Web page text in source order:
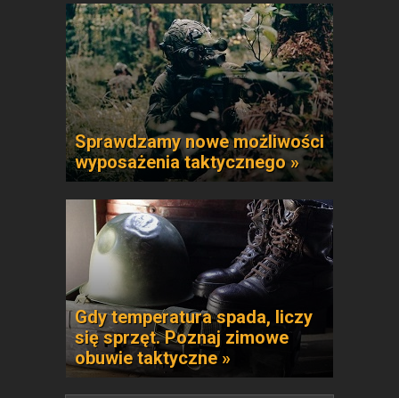
Sprawdzamy nowe możliwości
wyposażenia taktycznego »
Gdy temperatura spada, liczy
się sprzęt. Poznaj zimowe
obuwie taktyczne »